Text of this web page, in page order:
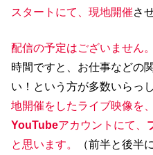
ス
ー
『
スタートにて、現地開催さ
配信の予定はございません。
時間ですと、お仕事などの
い！という方が多数いらっ
地開催をしたライブ映像を、
YouTubeアカウントにて、
と思います。
（前半と後半